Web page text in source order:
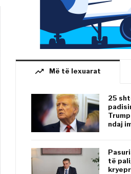
trending_up Më të lexuarat
25
ndaj
të